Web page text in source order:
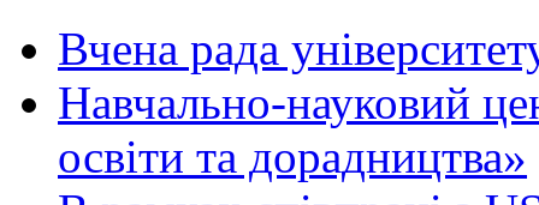
Вчена рада
Навчально-науковий
освіти та дорадництва»